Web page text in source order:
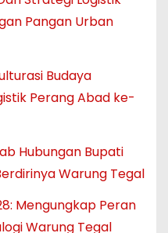
Pangan Urban
Budaya
Perang Abad ke-
Hubungan Bupati
Warung Tegal
Mengungkap Peran
Warung Tegal